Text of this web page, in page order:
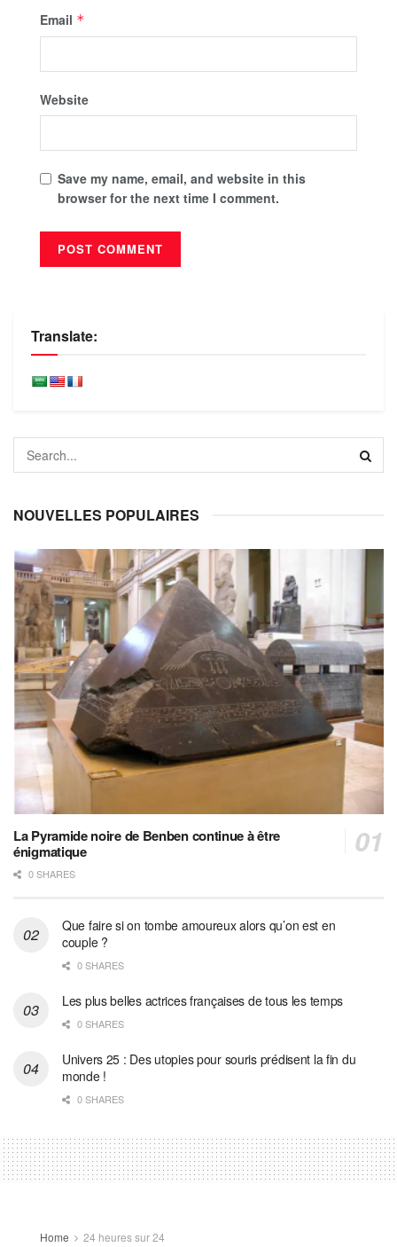
Email *
Website
Save my name, email, and website in this
browser for the next time I comment.
Translate:
NOUVELLES POPULAIRES
La Pyramide noire de Benben continue à être
énigmatique
0 SHARES
Que faire si on tombe amoureux alors qu’on est en
couple ?
0 SHARES
Les plus belles actrices françaises de tous les temps
0 SHARES
Univers 25 : Des utopies pour souris prédisent la fin du
monde !
0 SHARES
Home 24 heures sur 24